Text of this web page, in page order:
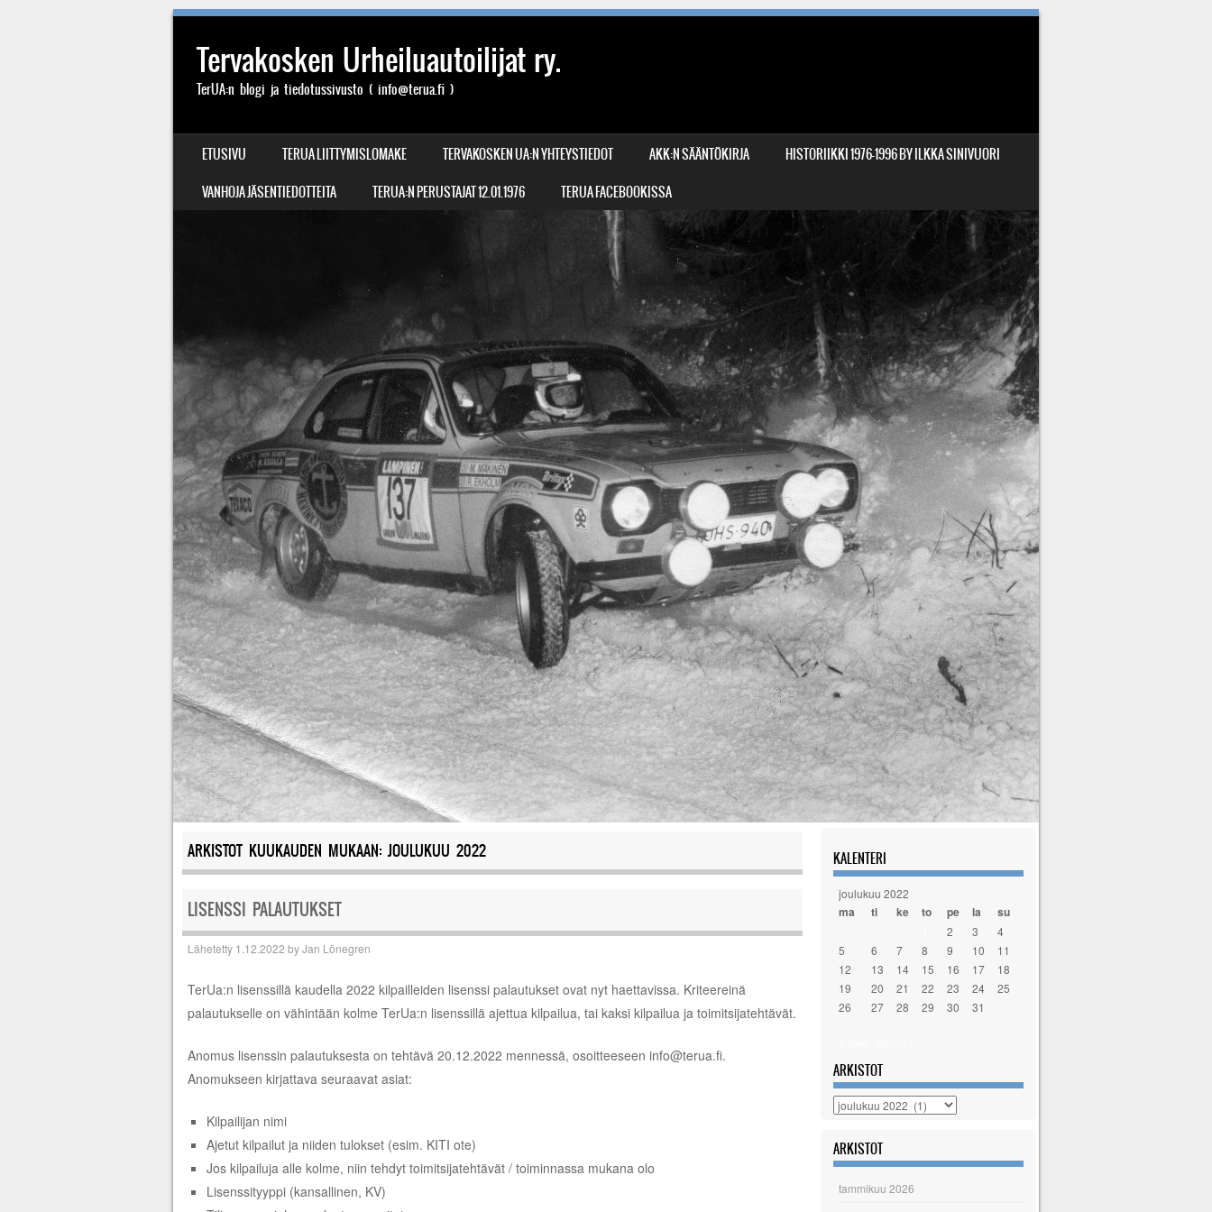
Tervakosken Urheiluautoilijat ry.
TerUA:n blogi ja tiedotussivusto ( info@terua.fi )
VALIKKO
SIIRRY SISÄLTÖÖN
ETUSIVU TERUA LIITTYMISLOMAKE TERVAKOSKEN UA:N YHTEYSTIEDOT AKK:N SÄÄNTÖKIRJA
HISTORIIKKI 1976-1996 BY ILKKA SINIVUORI
VANHOJA JÄSENTIEDOTTEITA
TERUA:N PERUSTAJAT 12.01.1976 TERUA FACEBOOKISSA
ARKISTOT KUUKAUDEN MUKAAN: JOULUKUU 2022
LISENSSI PALAUTUKSET
Lähetetty 1.12.2022 byJan Lönegren
TerUa:n lisenssillä kaudella 2022 kilpailleiden lisenssi palautukset ovat nyt haettavissa. Kriteereinä
palautukselle on vähintään kolme TerUa:n lisenssillä ajettua kilpailua, tai kaksi kilpailua ja toimitsijatehtävät.
Anomus lisenssin palautuksesta on tehtävä 20.12.2022 mennessä, osoitteeseen info@terua.fi.
Anomukseen kirjattava seuraavat asiat:
Kilpailijan nimi
Ajetut kilpailut ja niiden tulokset (esim. KITI ote)
Jos kilpailuja alle kolme, niin tehdyt toimitsijatehtävät / toiminnassa mukana olo
Lisenssityyppi (kansallinen, KV)
KALENTERI
joulukuu 2022
ma ti ke to pe la su
2 3
4
5
6 7 8 9 10
11
12
13 14 15 16 17
18
19
20 21 22 23 24
25
26
27 28 29 30 31
ARKISTOT
Arkistot
ARKISTOT
tammikuu 2026